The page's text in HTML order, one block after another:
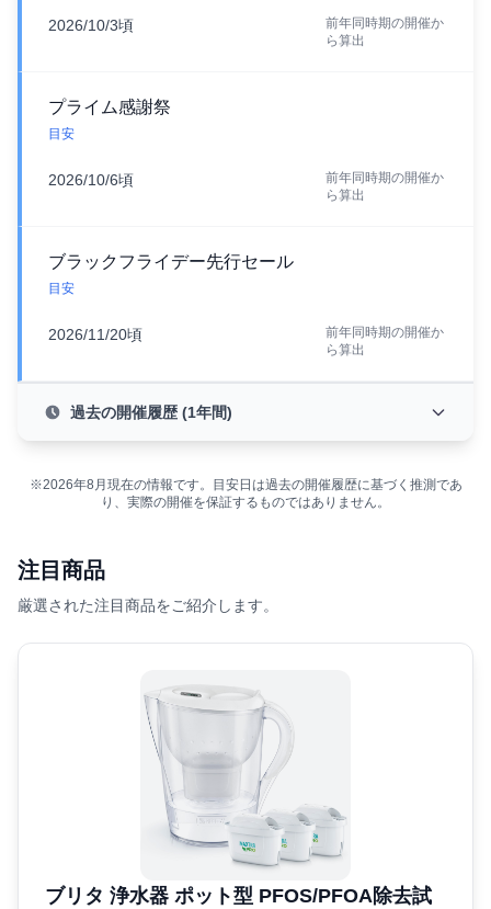
2026/10/3頃
前年同時期の開催か
ら算出
プライム感謝祭
目安
2026/10/6頃
前年同時期の開催か
ら算出
ブラックフライデー先行セール
目安
2026/11/20頃
前年同時期の開催か
ら算出
過去の開催履歴 (1年間)
※2026年8月現在の情報です。目安日は過去の開催履歴に基づく推測であ
り、実際の開催を保証するものではありません。
注目商品
厳選された注目商品をご紹介します。
ブリタ 浄水器 ポット型 PFOS/PFOA除去試